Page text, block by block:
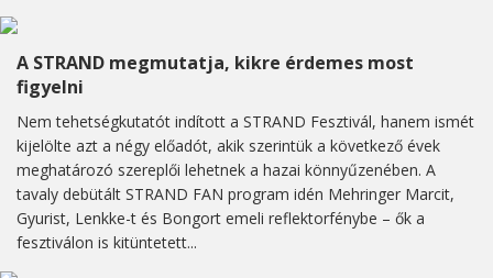
A STRAND megmutatja, kikre érdemes most
figyelni
Nem tehetségkutatót indított a STRAND Fesztivál, hanem ismét
kijelölte azt a négy előadót, akik szerintük a következő évek
meghatározó szereplői lehetnek a hazai könnyűzenében. A
tavaly debütált STRAND FAN program idén Mehringer Marcit,
Gyurist, Lenkke-t és Bongort emeli reflektorfénybe – ők a
fesztiválon is kitüntetett...